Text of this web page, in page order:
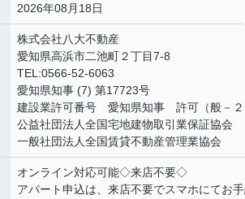
2026年08月18日
株式会社八大不動産
愛知県高浜市二池町２丁目7-8
TEL:0566-52-6063
愛知県知事 (7) 第17723号
建設業許可番号 愛知県知事 許可（般－２
公益社団法人全国宅地建物取引業保証協会
一般社団法人全国賃貸不動産管理業協会
オンライン対応可能◇来店不要◇
アパート申込は、来店不要でスマホにてお